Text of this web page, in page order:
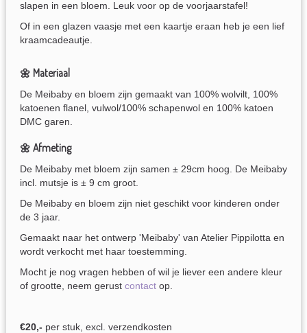
slapen in een bloem. Leuk voor op de voorjaarstafel!
Of in een glazen vaasje met een kaartje eraan heb je een lief
kraamcadeautje.
🌼 Materiaal
De Meibaby en bloem zijn gemaakt van 100% wolvilt, 100%
katoenen flanel, vulwol/100% schapenwol en 100% katoen
DMC garen.
🌼 Afmeting
De Meibaby met bloem zijn samen ± 29cm hoog. De Meibaby
incl. mutsje is ± 9 cm groot.
De Meibaby en bloem zijn niet geschikt voor kinderen onder
de 3 jaar.
Gemaakt naar het ontwerp 'Meibaby' van Atelier Pippilotta en
wordt verkocht met haar toestemming.
Mocht je nog vragen hebben of wil je liever een andere kleur
of grootte, neem gerust contactop.
€20,- per stuk, excl. verzendkosten